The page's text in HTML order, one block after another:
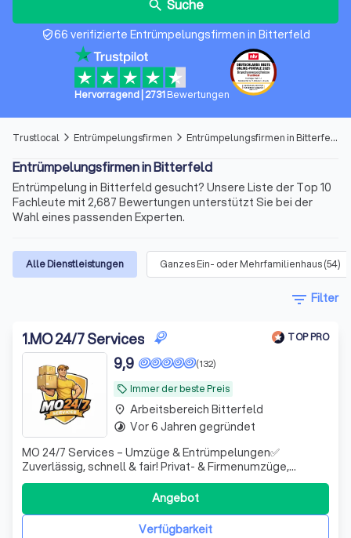
search Suche
verified_user66 verifizierte Entrümpelungsfirmen in Bitterfeld
Hervorragend| 2731 Bewertungen
Trustlocal arrow_forward_ios Entrümpelungsfirmen arrow_forward_ios Entrümpelungsfirmen in Bitterfeld
Entrümpelungsfirmen in Bitterfeld
Entrümpelung in Bitterfeld gesucht? Unsere Liste der Top 10
Fachleute mit 2,687 Bewertungen unterstützt Sie bei der
Wahl eines passenden Experten.
Alle Dienstleistungen Ganzes Ein- oder Mehrfamilienhaus(54)
filter_list Filter
1.MO 24/7 Services TOP PRO
local_offer Immer der beste Preis
(132)
9,9
MO 24/7 Services – Umzüge & Entrümpelungen✅
Zuverlässig, schnell & fair! Privat- & Firmenumzüge,
Möbeltransport, Küchenabbau/-aufbau, Entrümpelung &
Montage. 📍Raum Magdeburg & deutschlandweit.
Verfügbarkeit
Angebot
place Arbeitsbereich Bitterfeld
timelapse Vor 6 Jahren gegründet